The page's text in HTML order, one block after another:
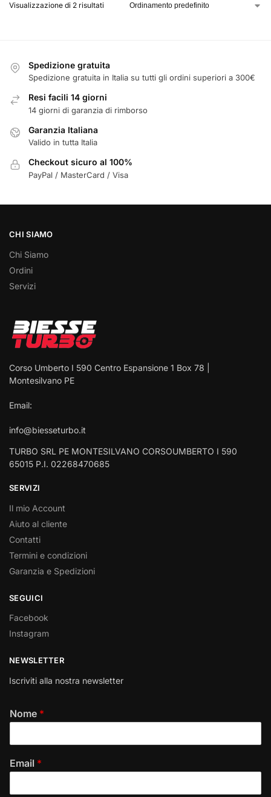
Visualizzazione di 2 risultati
Spedizione gratuita
Spedizione gratuita in Italia su tutti gli ordini superiori a 300€
Resi facili 14 giorni
14 giorni di garanzia di rimborso
Garanzia Italiana
Valido in tutta Italia
Checkout sicuro al 100%
PayPal / MasterCard / Visa
CHI SIAMO
Chi Siamo
Ordini
Servizi
Corso Umberto I 590 Centro Espansione 1 Box 78 |
Montesilvano PE
Email:
info@biesseturbo.it
TURBO SRL PE MONTESILVANO CORSOUMBERTO I 590
65015 P.I. 02268470685
SERVIZI
Il mio Account
Aiuto al cliente
Contatti
Termini e condizioni
Garanzia e Spedizioni
SEGUICI
Facebook
Instagram
NEWSLETTER
Iscriviti alla nostra newsletter
Nome *
Email *